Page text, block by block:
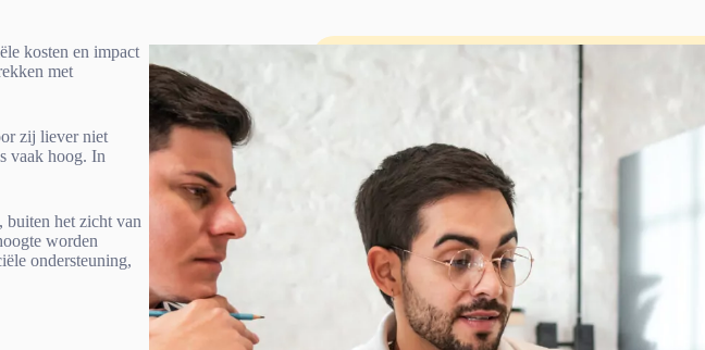
kosten en impact
met
zij liever niet
vaak hoog. In
buiten het zicht van
worden
ondersteuning,